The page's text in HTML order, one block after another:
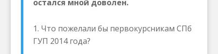
остался мной доволен.
Что пожелали бы первокурсникам СПб
ГУП 2014 года?